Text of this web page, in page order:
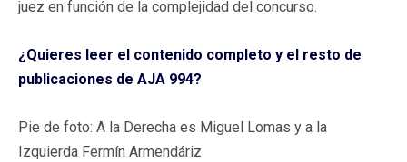
juez en función de la complejidad del concurso.
¿Quieres leer el contenido completo y el resto de
publicaciones de AJA 994?
Pie de foto: A la Derecha es Miguel Lomas y a la
Izquierda Fermín Armendáriz